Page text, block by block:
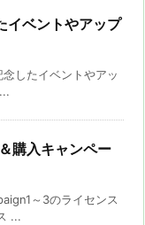
イベントやアップ
したイベントやアッ
購入キャンペー
～3のライセンス
...